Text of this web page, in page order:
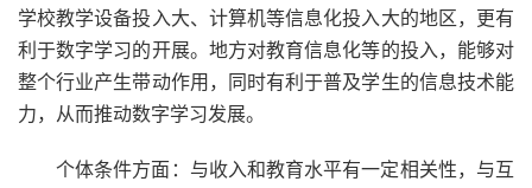
学校教学设备投入大、计算机等信息化投入大的地区，更有
利于数字学习的开展。地方对教育信息化等的投入，能够对
整个行业产生带动作用，同时有利于普及学生的信息技术能
力，从而推动数字学习发展。
个体条件方面：与收入和教育水平有一定相关性，与互